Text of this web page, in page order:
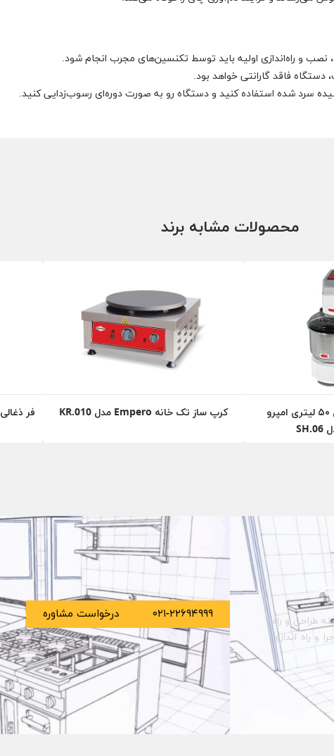
نصب و راه‌اندازی اولیه باید توسط تکنسین‌های مجرب انجام شود.
فاقد گارانتی خواهد بود.
سرد شده استفاده کنید و دستگاه رو به صورت دوره‌ای رسوب‌زدایی کنید.
محصولات مشابه برند
میکسر خمیر اسپیرال ۵۰ لیتری امپرو
کرپ ساز تک خانه Empero مدل KR.010 فر ذغالی Empero مدل EMP.PKF.40.K قرمز
طراحی و راه
و راه اندازی
۰۲۱-۲۲۶۹۴۹۹۹ درخواست مشاوره